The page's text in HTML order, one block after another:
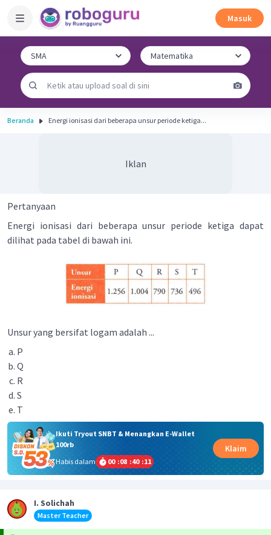
Masuk
Beranda Energi ionisasi dari beberapa unsur periode ketiga...
Iklan
Pertanyaan
Energi ionisasi dari beberapa unsur periode ketiga dapat
dilihat pada tabel di bawah ini.
Unsur yang bersifat logam adalah ...
P
Q
R
S
T
Ikuti Tryout SNBT & Menangkan E-Wallet
100rb
Habis dalam
00 :08 :40 :11
Klaim
I. Solichah
Master Teacher